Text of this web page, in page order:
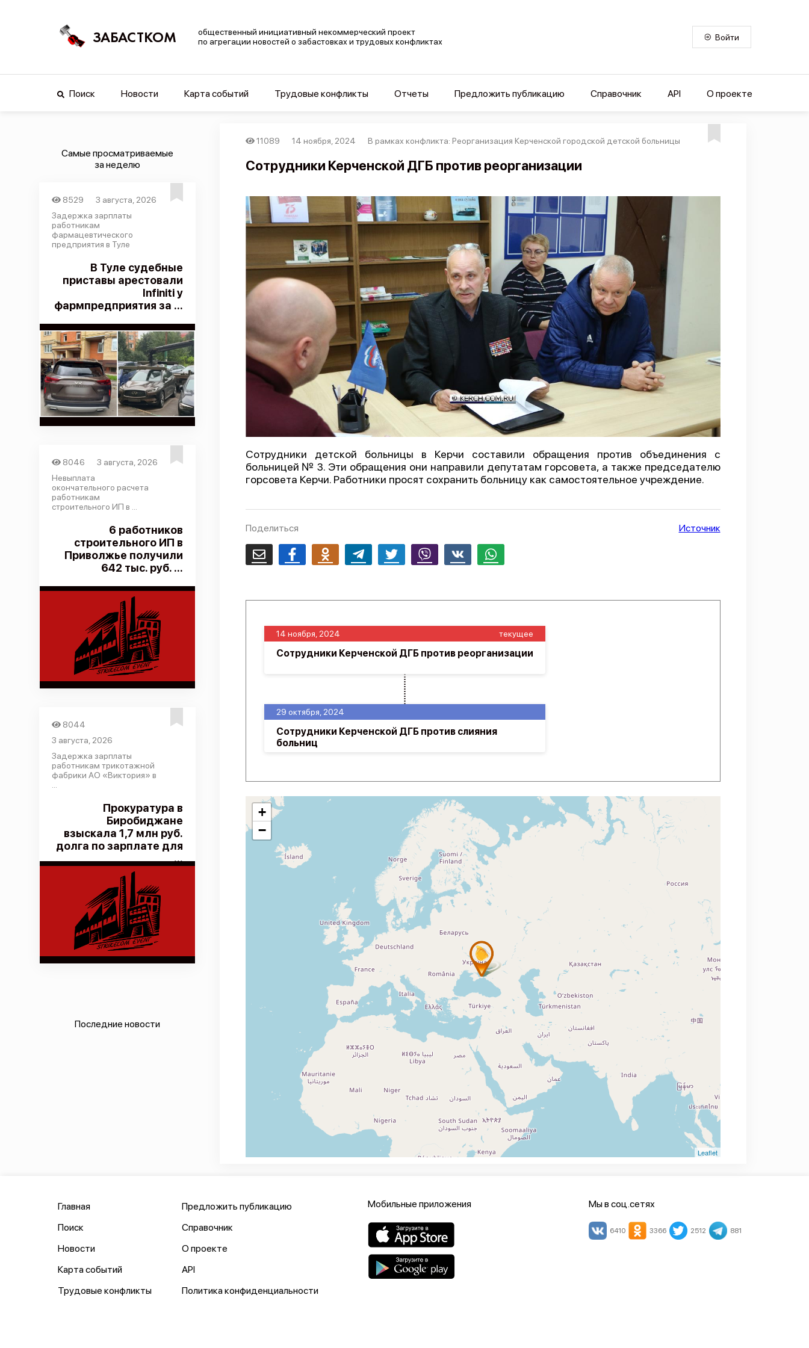
ЗАБАСТКОМ
общественный инициативный некоммерческий проект
по агрегации новостей о забастовках и трудовых конфликтах
Войти
Поиск Новости Карта событий Трудовые конфликты Отчеты Предложить публикацию Справочник API О проекте
Самые просматриваемые
за неделю
8529
3 августа, 2026
Задержка зарплаты
работникам
фармацевтического
предприятия в Туле
В Туле судебные
приставы арестовали
Infiniti у
фармпредприятия за ...
8046
3 августа, 2026
Невыплата
окончательного расчета
работникам
строительного ИП в ...
6 работников
строительного ИП в
Приволжье получили
642 тыс. руб. ...
8044
3 августа, 2026
Задержка зарплаты
работникам трикотажной
фабрики АО «Виктория» в
Прокуратура в
Биробиджане
взыскала 1,7 млн руб.
долга по зарплате для
...
Последние новости
11089 14 ноября, 2024 В рамках конфликта: Реорганизация Керченской городской детской больницы
Сотрудники Керченской ДГБ против реорганизации
Сотрудники детской больницы в Керчи составили обращения против объединения с
больницей № 3. Эти обращения они направили депутатам горсовета, а также председателю
горсовета Керчи. Работники просят сохранить больницу как самостоятельное учреждение.
Поделиться
Email FacebookOdnoklassnikiTelegram Twitter Viber Whatsapp
Источник
29 октября, 2024
Сотрудники Керченской ДГБ против слияния
больниц
14 ноября, 2024 текущее
Сотрудники Керченской ДГБ против реорганизации
+
−
Leaflet
Главная
Поиск
Новости
Карта событий
Трудовые конфликты
Предложить публикацию
Справочник
О проекте
API
Политика конфиденциальности
Мобильные приложения Мы в соц.сетях
6410 3366 2512 881